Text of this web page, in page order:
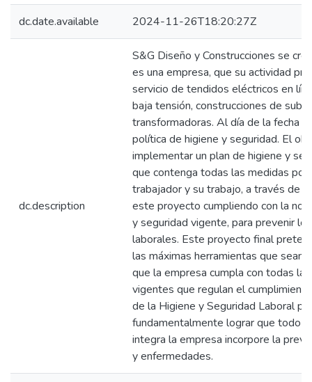
dc.date.available 2024-11-26T18:20:27Z
dc.description
S&G Diseño y Construcciones se
es una empresa, que su actividad
servicio de tendidos eléctricos en
baja tensión, construcciones de
transformadoras. Al día de la fecha
política de higiene y seguridad. El
implementar un plan de higiene y
que contenga todas las medidas
trabajador y su trabajo, a través de
este proyecto cumpliendo con la
y seguridad vigente, para prevenir
laborales. Este proyecto final
las máximas herramientas que sean
que la empresa cumpla con todas
vigentes que regulan el
de la Higiene y Seguridad Laboral
fundamentalmente lograr que todo
integra la empresa incorpore la
y enfermedades.